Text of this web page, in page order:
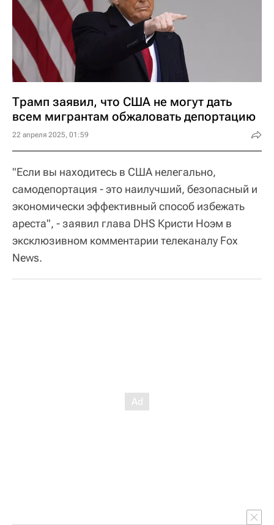
Трамп заявил, что США не могут дать
всем мигрантам обжаловать депортацию
22 апреля 2025, 01:59
"Если вы находитесь в США нелегально,
самодепортация - это наилучший, безопасный и
экономически эффективный способ избежать
ареста", - заявил глава DHS Кристи Ноэм в
эксклюзивном комментарии телеканалу Fox
News.